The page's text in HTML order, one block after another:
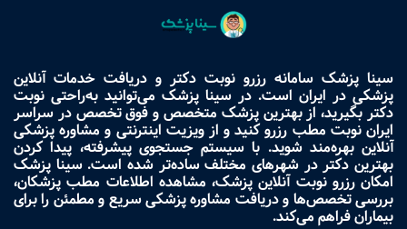
سینا پزشک سامانه رزرو نوبت دکتر و دریافت خدمات آنلاین
پزشکی در ایران است. در سینا پزشک می‌توانید به‌راحتی نوبت
دکتر بگیرید، از بهترین پزشک متخصص و فوق تخصص در سراسر
ایران نوبت مطب رزرو کنید و از ویزیت اینترنتی و مشاوره پزشکی
آنلاین بهره‌مند شوید. با سیستم جستجوی پیشرفته، پیدا کردن
بهترین دکتر در شهرهای مختلف ساده‌تر شده است. سینا پزشک
امکان رزرو نوبت آنلاین پزشک، مشاهده اطلاعات مطب پزشکان،
بررسی تخصص‌ها و دریافت مشاوره پزشکی سریع و مطمئن را برای
بیماران فراهم می‌کند.